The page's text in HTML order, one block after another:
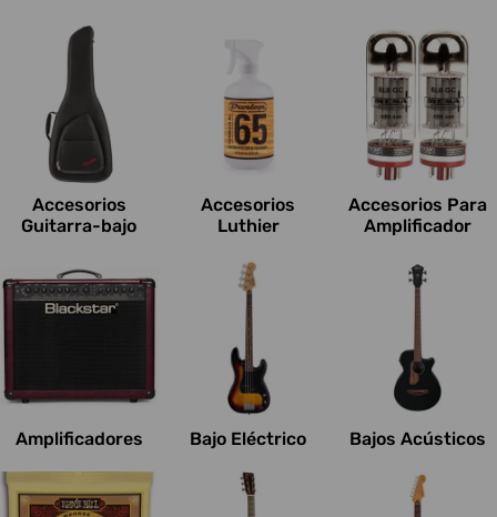
e
s
:
Accesorios
Guitarra-bajo
Accesorios
Luthier
Accesorios Para
Amplificador
Amplificadores Bajo Eléctrico Bajos Acústicos